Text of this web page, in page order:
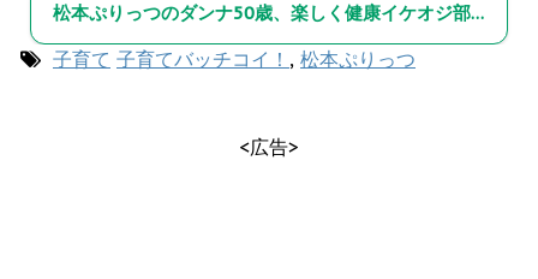
松本ぷりっつのダンナ50歳、楽しく健康イケオジ部！
子育て 子育てバッチコイ！ , 松本ぷりっつ
<広告>